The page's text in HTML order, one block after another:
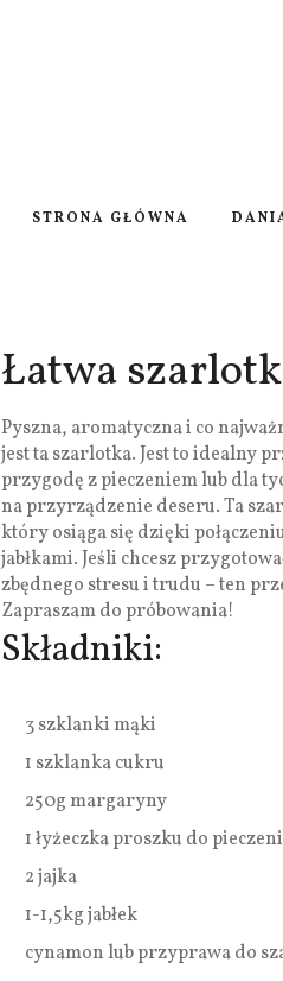
STRONA GŁÓWNA
Łatwa
Pyszna, aromatyczna i co
jest ta szarlotka. Jest to idealny
przygodę z pieczeniem lub dla
na przyrządzenie deseru. Ta
który osiąga się dzięki
jabłkami. Jeśli chcesz
zbędnego stresu i trudu – ten
Zapraszam do próbowania!
Składniki:
3 szklanki mąki
1 szklanka cukru
250g margaryny
1 łyżeczka proszku do
2 jajka
1-1,5kg jabłek
cynamon lub przyprawa do